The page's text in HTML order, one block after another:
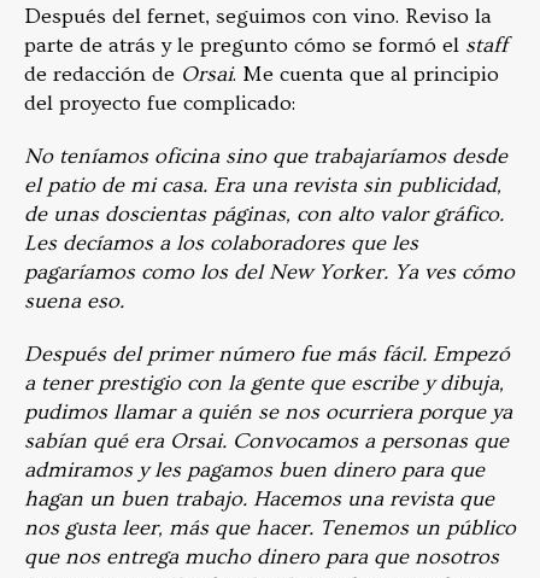
Después del fernet, seguimos con vino. Reviso la
parte de atrás y le pregunto cómo se formó el staff
de redacción de Orsai. Me cuenta que al principio
del proyecto fue complicado:
No teníamos oficina sino que trabajaríamos desde
el patio de mi casa. Era una revista sin publicidad,
de unas doscientas páginas, con alto valor gráfico.
Les decíamos a los colaboradores que les
pagaríamos como los del New Yorker. Ya ves cómo
suena eso.
Después del primer número fue más fácil. Empezó
a tener prestigio con la gente que escribe y dibuja,
pudimos llamar a quién se nos ocurriera porque ya
sabían qué era Orsai. Convocamos a personas que
admiramos y les pagamos buen dinero para que
hagan un buen trabajo. Hacemos una revista que
nos gusta leer, más que hacer. Tenemos un público
que nos entrega mucho dinero para que nosotros